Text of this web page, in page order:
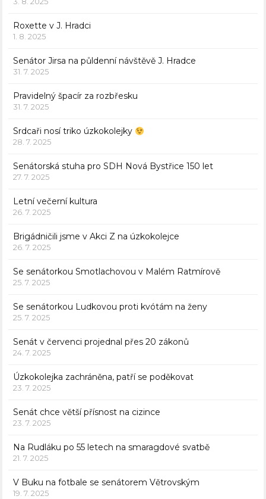
Roxette v J. Hradci
1. 8. 2025
Senátor Jirsa na půldenní návštěvě J. Hradce
31. 7. 2025
Pravidelný špacír za rozbřesku
31. 7. 2025
Srdcaři nosí triko úzkokolejky
28. 7. 2025
Senátorská stuha pro SDH Nová Bystřice 150 let
27. 7. 2025
Letní večerní kultura
26. 7. 2025
Brigádničili jsme v Akci Z na úzkokolejce
26. 7. 2025
Se senátorkou Smotlachovou v Malém Ratmírově
25. 7. 2025
Se senátorkou Ludkovou proti kvótám na ženy
25. 7. 2025
Senát v červenci projednal přes 20 zákonů
24. 7. 2025
Úzkokolejka zachráněna, patří se poděkovat
23. 7. 2025
Senát chce větší přísnost na cizince
23. 7. 2025
Na Rudláku po 55 letech na smaragdové svatbě
21. 7. 2025
V Buku na fotbale se senátorem Větrovským
19. 7. 2025